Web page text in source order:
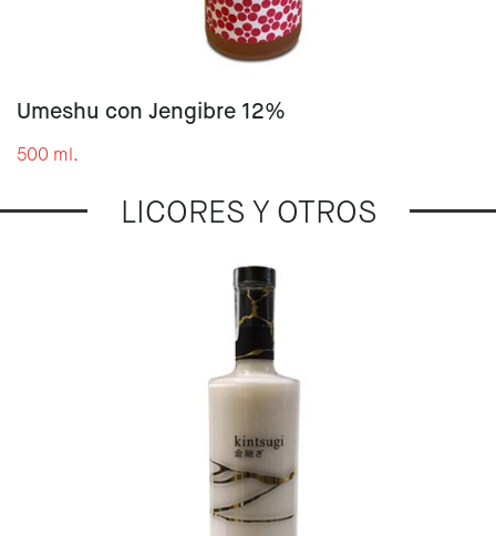
Umeshu con Jengibre 12%
500 ml.
LICORES Y OTROS